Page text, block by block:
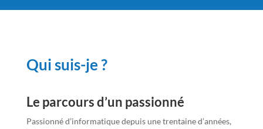
Qui suis-je ?
Le parcours d’un passionné
Passionné d’informatique depuis une trentaine d’années,